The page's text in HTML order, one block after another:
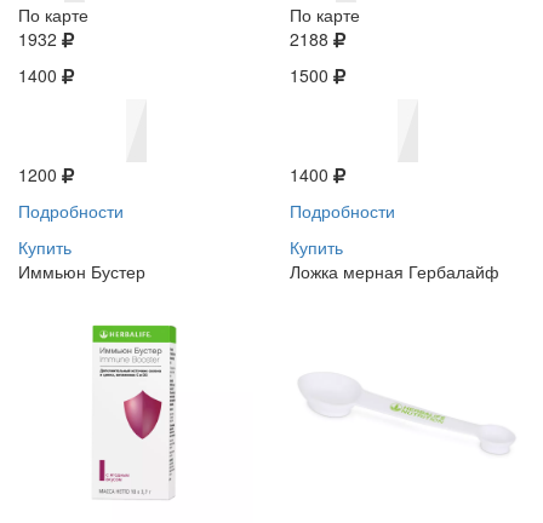
По карте
1932
1400
1200
Подробности
Купить
По карте
2188
1500
1400
Подробности
Купить
Иммьюн Бустер
Ложка мерная Гербалайф